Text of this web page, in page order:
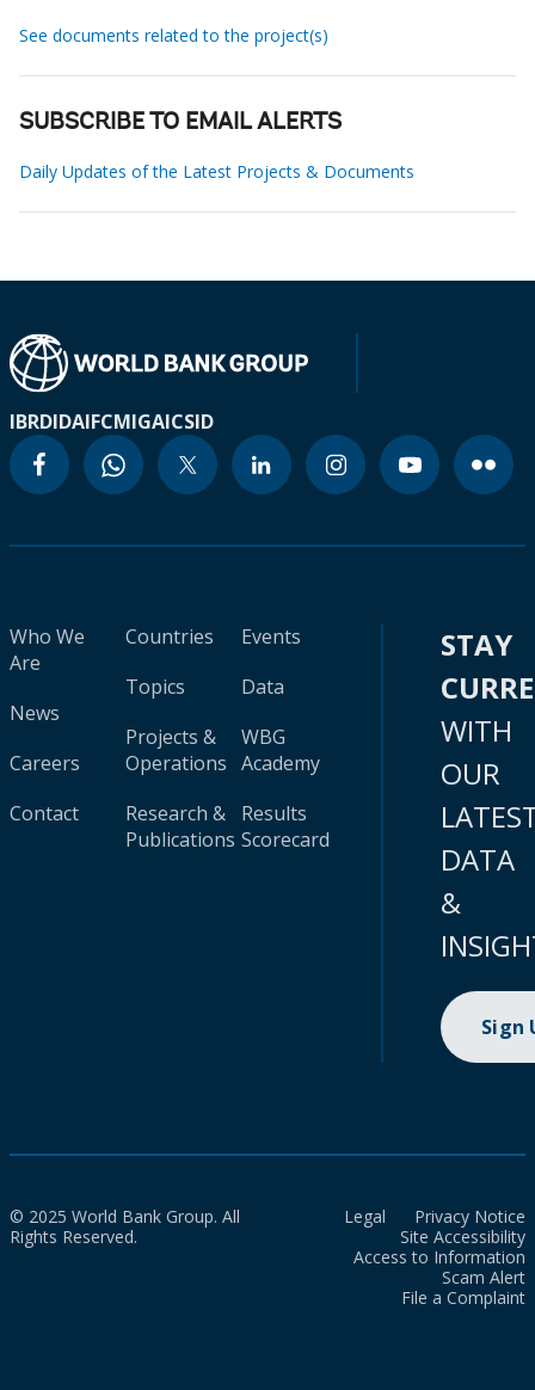
See documents related to the project(s)
SUBSCRIBE TO EMAIL ALERTS
Daily Updates of the Latest Projects & Documents
IBRDIDAIFCMIGAICSID
Who We
Are
News
Careers
Contact
Countries
Topics
Projects &
Operations
Research &
Publications
Events
Data
WBG
Academy
Results
Scorecard
STAY
WITH
OUR
DATA
&
Sign
© 2025 World Bank Group. All
Rights Reserved.
Legal
Privacy Notice
Site Accessibility
Access to Information
Scam Alert
File a Complaint